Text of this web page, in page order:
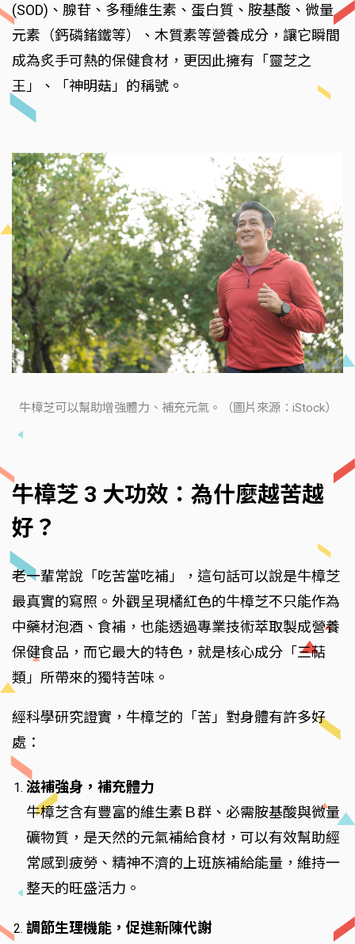
(SOD)、腺苷、多種維生素、蛋白質、胺基酸、微量
元素（鈣磷鍺鐵等）、木質素等營養成分，讓它瞬間
成為炙手可熱的保健食材，更因此擁有「靈芝之
王」、「神明菇」的稱號。
牛樟芝可以幫助增強體力、補充元氣。（圖片來源：iStock）
牛樟芝 3 大功效：為什麼越苦越
好？
老一輩常說「吃苦當吃補」，這句話可以說是牛樟芝
最真實的寫照。外觀呈現橘紅色的牛樟芝不只能作為
中藥材泡酒、食補，也能透過專業技術萃取製成營養
保健食品，而它最大的特色，就是核心成分「三萜
類」所帶來的獨特苦味。
經科學研究證實，牛樟芝的「苦」對身體有許多好
處：
滋補強身，補充體力
牛樟芝含有豐富的維生素Ｂ群、必需胺基酸與微量
礦物質，是天然的元氣補給食材，可以有效幫助經
常感到疲勞、精神不濟的上班族補給能量，維持一
整天的旺盛活力。
調節生理機能，促進新陳代謝